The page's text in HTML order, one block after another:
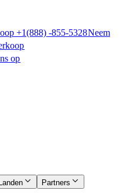
+1(888) -855-5328​​Neem
op​​
Partners​​